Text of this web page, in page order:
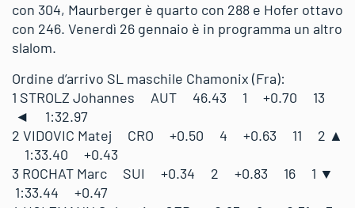
con 304, Maurberger è quarto con 288 e Hofer ottavo
con 246. Venerdì 26 gennaio è in programma un altro
slalom.
Ordine d’arrivo SL maschile Chamonix (Fra):
1 STROLZ Johannes AUT 46.43 1 +0.70 13
◄ 1:32.97
2 VIDOVIC Matej CRO +0.50 4 +0.63 11 2 ▲
1:33.40 +0.43
3 ROCHAT Marc SUI +0.34 2 +0.83 16 1 ▼
1:33.44 +0.47